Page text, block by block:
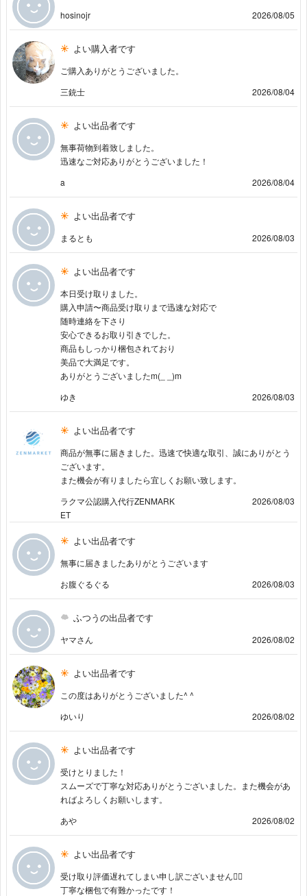
hosinojr 2026/08/05
よい購入者です
ご購入ありがとうございました。
三銃士
2026/08/04
よい出品者です
無事荷物到着致しました。
迅速なご対応ありがとうございました！
a
2026/08/04
よい出品者です
まるとも 2026/08/03
よい出品者です
本日受け取りました。
購入申請〜商品受け取りまで迅速な対応で
随時連絡を下さり
安心できるお取り引きでした。
商品もしっかり梱包されており
美品で大満足です。
ありがとうございましたm(_ _)m
ゆき
2026/08/03
よい出品者です
商品が無事に届きました。迅速で快適な取引、誠にありがとう
ございます。
また機会が有りましたら宜しくお願い致します。
ラクマ公認購入代行ZENMARK
ET
2026/08/03
よい出品者です
無事に届きましたありがとうございます
お腹ぐるぐる
2026/08/03
ふつうの出品者です
ヤマさん 2026/08/02
よい出品者です
この度はありがとうございました^ ^
ゆいり
2026/08/02
よい出品者です
受けとりました！
スムーズで丁寧な対応ありがとうございました。また機会があ
ればよろしくお願いします。
あや
2026/08/02
よい出品者です
受け取り評価遅れてしまい申し訳ございません🙇‍♀️
丁寧な梱包で有難かったです！